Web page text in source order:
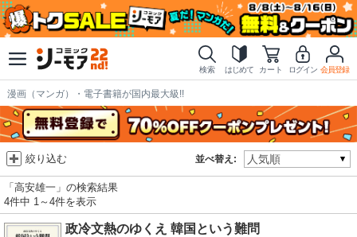
検索 はじめて カート ログイン 会員登録
漫画（マンガ）・電子書籍が国内最大級!!
並べ替え:
絞り込む
「高安雄一」の検索結果
4件中 1～4件を表示
政冷文熱のゆくえ 韓国という難問